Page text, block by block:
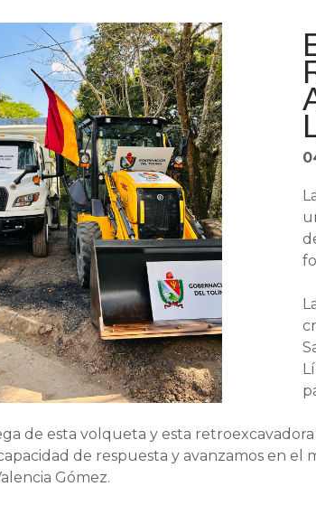
de esta volqueta y esta
de respuesta y avanzamos en el
Gómez.